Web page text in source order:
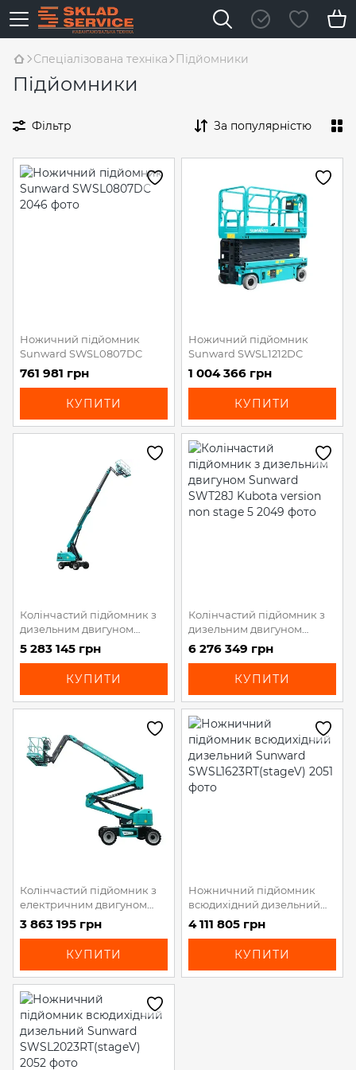
Спеціалізована техніка Підйомники
Підйомники
Фільтр За популярністю
Ножичний підйомник
Sunward SWSL0807DC
761 981 грн
КУПИТИ
Ножичний підйомник
Sunward SWSL1212DC
1 004 366 грн
КУПИТИ
Колінчастий підйомник з
дизельним двигуном
Sunward SWT22J Kubota
version non stage 5
5 283 145 грн
КУПИТИ
Колінчастий підйомник з
дизельним двигуном
Sunward SWT28J Kubota
version non stage 5
6 276 349 грн
КУПИТИ
Колінчастий підйомник з
електричним двигуном
Sunward SWA18JE-P
3 863 195 грн
КУПИТИ
Ножничний підйомник
всюдихідний дизельний
Sunward
SWSL1623RT(stageV)
4 111 805 грн
КУПИТИ